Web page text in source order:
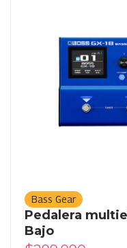
Bass Gear
Pedalera
Bajo